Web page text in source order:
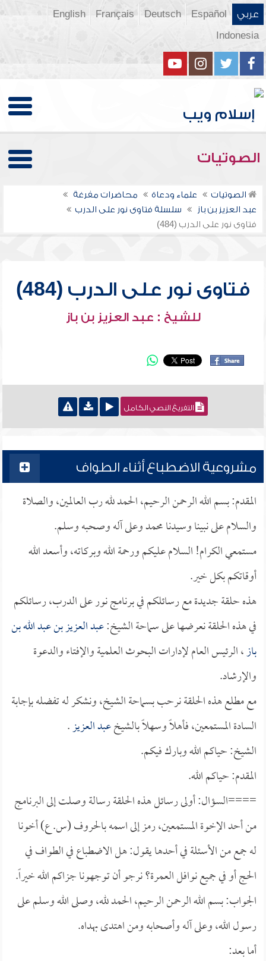
عربي Español
Deutsch
Français
English
Indonesia
الصوتيات
الصوتيات علماء ودعاة
محاضرات مفرغة
عبد العزيز بن باز
سلسلة فتاوى نور على الدرب
فتاوى نور على الدرب (484)
فتاوى نور على الدرب (484)
للشيخ : عبد العزيز بن باز
التفريغ النصي الكامل
مشروعية الاضطباع أثناء الطواف
المقدم: بسم الله الرحمن الرحيم، الحمد لله رب العالمين، والصلاة
والسلام على نبينا وسيدنا محمد وعلى آله وصحبه وسلم.
مستمعي الكرام! السلام عليكم ورحمة الله وبركاته، وأسعد الله
أوقاتكم بكل خير.
هذه حلقة جديدة مع رسائلكم في برنامج نور على الدرب، رسائلكم
في هذه الحلقة نعرضها على سماحة الشيخ:عبد العزيز بن عبد الله بن
باز، الرئيس العام لإدارات البحوث العلمية والإفتاء والدعوة
والإرشاد.
مع مطلع هذه الحلقة نرحب بسماحة الشيخ، ونشكر له تفضله بإجابة
السادة المستمعين، فأهلاً وسهلاً بالشيخعبد العزيز.
الشيخ: حياكم الله وبارك فيكم.
المقدم: حياكم الله.
====السؤال: أولى رسائل هذه الحلقة رسالة وصلت إلى البرنامج
من أحد الإخوة المستمعين، رمز إلى اسمه بالحروف (س. ع) أخونا
له جمع من الأسئلة في أحدها يقول: هل الاضطباع في الطواف في
الحج أو في جميع نوافل العمرة؟ نرجو أن توجهونا جزاكم الله خيراً.
الجواب: بسم الله الرحمن الرحيم، الحمد لله، وصلى الله وسلم على
رسول الله، وعلى آله وأصحابه ومن اهتدى بهداه.
أما بعد: